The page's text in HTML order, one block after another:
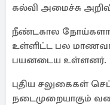
கல்வி அமைச்சு
நீண்டகால
உள்ளிட்ட பல
பயனடைய உள்ளனர்.
புதிய சலுகைகள்
நடைமுறையாகும்